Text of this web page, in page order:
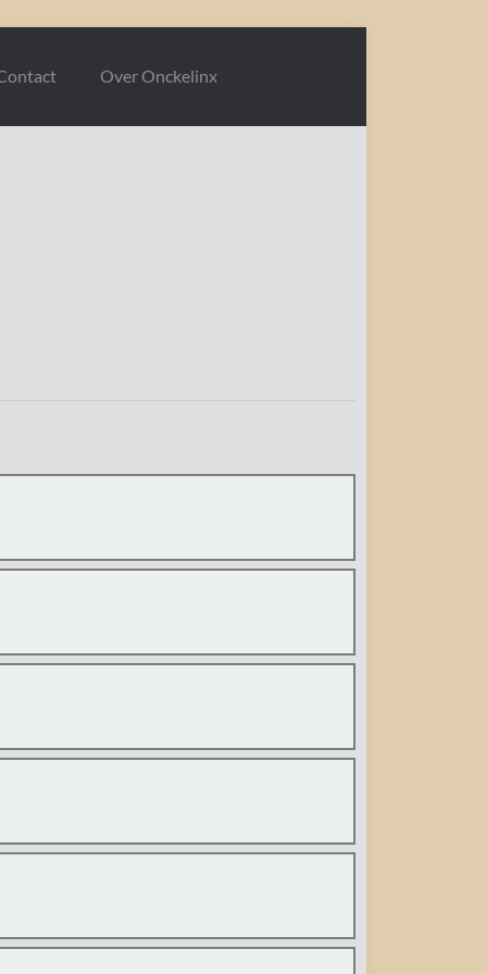
Over Onckelinx